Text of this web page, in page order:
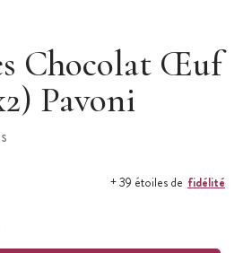
Chocolat Œuf
Pavoni
+ 39 étoiles de fidélité